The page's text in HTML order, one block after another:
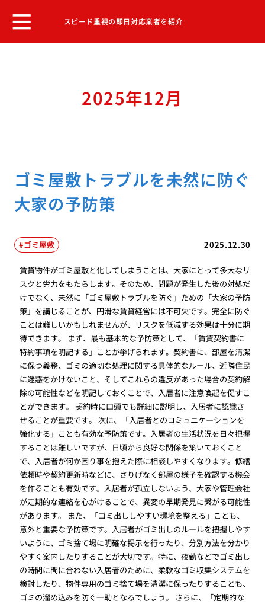
スピード重視の即日対応業者を紹介
2025年12月
ゴミ屋敷トラブルを未然に防ぐ
大家の予防策
2025.12.30
ゴミ屋敷
賃貸物件がゴミ屋敷と化してしまうことは、大家にとって多大なリ
スクと労力をもたらします。そのため、問題が発生した後の対処だ
けでなく、未然に「ゴミ屋敷トラブルを防ぐ」ための「大家の予防
策」を講じることが、円滑な賃貸経営には不可欠です。完全に防ぐ
ことは難しいかもしれませんが、リスクを低減する効果は十分に期
待できます。 まず、最も基本的な予防策として、「賃貸契約書に
特約事項を明記する」ことが挙げられます。契約書に、部屋を清潔
に保つ義務、ゴミの適切な処理に関する具体的なルール、近隣住民
に迷惑をかけないこと、そしてこれらの違反があった場合の契約解
除の可能性などを明記しておくことで、入居者に注意喚起を促すこ
とができます。 契約時に口頭でも詳細に説明し、入居者に認識さ
せることが重要です。 次に、「入居者とのコミュニケーションを
強化する」ことも有効な予防策です。入居者の生活状況を日々把握
することは難しいですが、日頃から良好な関係を築いておくこと
で、入居者が何か困り事を抱えた際に相談しやすくなります。修繕
依頼時や契約更新時などに、さりげなく部屋の様子を確認する機会
を作ることも有効です。入居者が孤立しないよう、大家や管理会社
が定期的な連絡を心がけることで、異変の早期発見に繋がる可能性
があります。 また、「ゴミ出ししやすい環境を整える」ことも、
意外と重要な予防策です。入居者がゴミ出しのルールを把握しやす
いように、ゴミ捨て場に明確な掲示を行ったり、分別方法を分かり
やすく案内したりすることが大切です。特に、夜勤などでゴミ出し
の時間に間に合わない入居者のために、柔軟なゴミ収集システムを
検討したり、物件専用のゴミ捨て場を清潔に保ったりすることも、
ゴミの溜め込みを防ぐ一助となるでしょう。 さらに、「定期的な